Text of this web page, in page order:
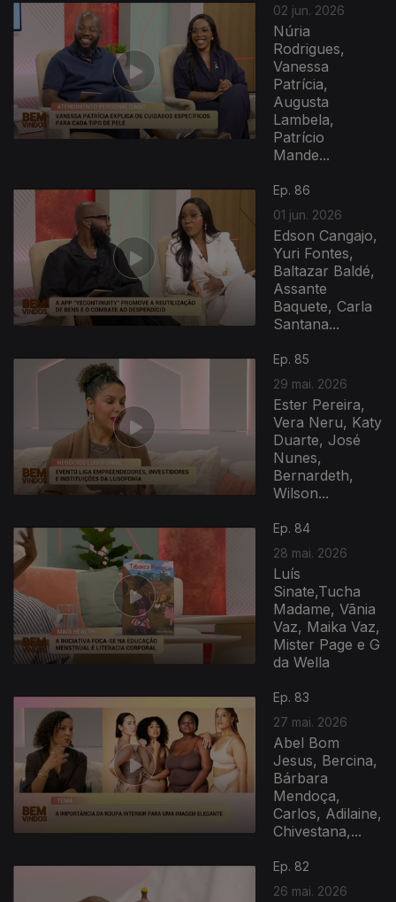
02 jun. 2026
Núria
Rodrigues,
Vanessa
Patrícia,
Augusta
Lambela,
Patrício
Mande...
Ep. 86
01 jun. 2026
Edson Cangajo,
Yuri Fontes,
Baltazar Baldé,
Assante
Baquete, Carla
Santana...
Ep. 85
29 mai. 2026
Ester Pereira,
Vera Neru, Katy
Duarte, José
Nunes,
Bernardeth,
Wilson...
Ep. 84
28 mai. 2026
Luís
Sinate,Tucha
Madame, Vãnia
Vaz, Maika Vaz,
Mister Page e G
da Wella
Ep. 83
27 mai. 2026
Abel Bom
Jesus, Bercina,
Bárbara
Mendoça,
Carlos, Adilaine,
Chivestana,...
Ep. 82
26 mai. 2026
931803